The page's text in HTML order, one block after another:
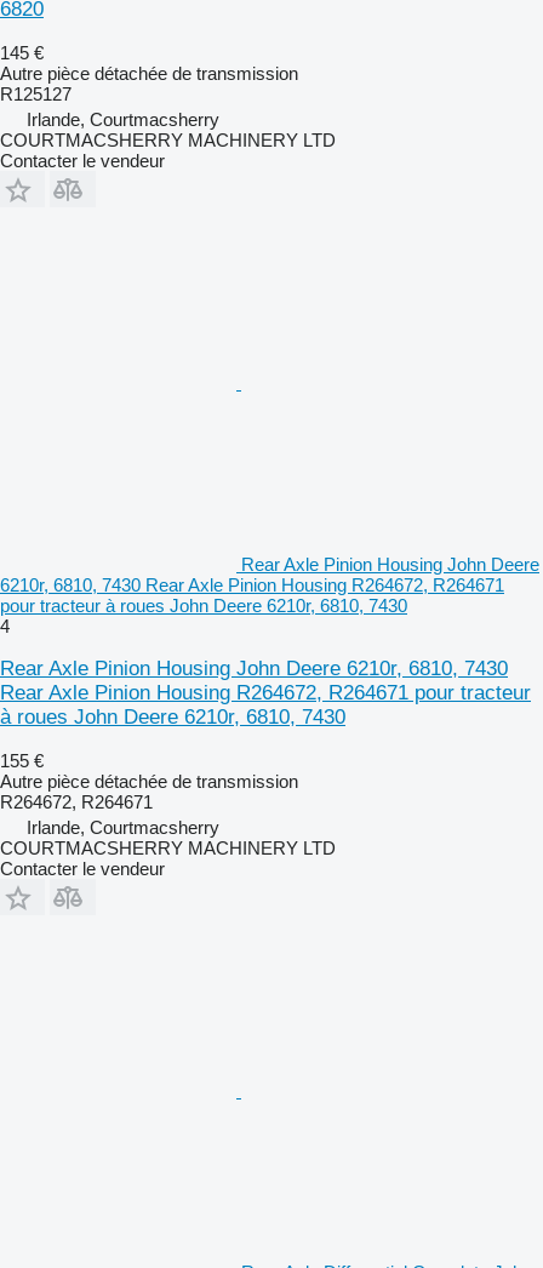
6820
145 €
Autre pièce détachée de transmission
R125127
Irlande, Courtmacsherry
COURTMACSHERRY MACHINERY LTD
Contacter le vendeur
Rear Axle Pinion Housing John Deere
6210r, 6810, 7430 Rear Axle Pinion Housing R264672, R264671
pour tracteur à roues John Deere 6210r, 6810, 7430
4
Rear Axle Pinion Housing John Deere 6210r, 6810, 7430
Rear Axle Pinion Housing R264672, R264671 pour tracteur
à roues John Deere 6210r, 6810, 7430
155 €
Autre pièce détachée de transmission
R264672, R264671
Irlande, Courtmacsherry
COURTMACSHERRY MACHINERY LTD
Contacter le vendeur